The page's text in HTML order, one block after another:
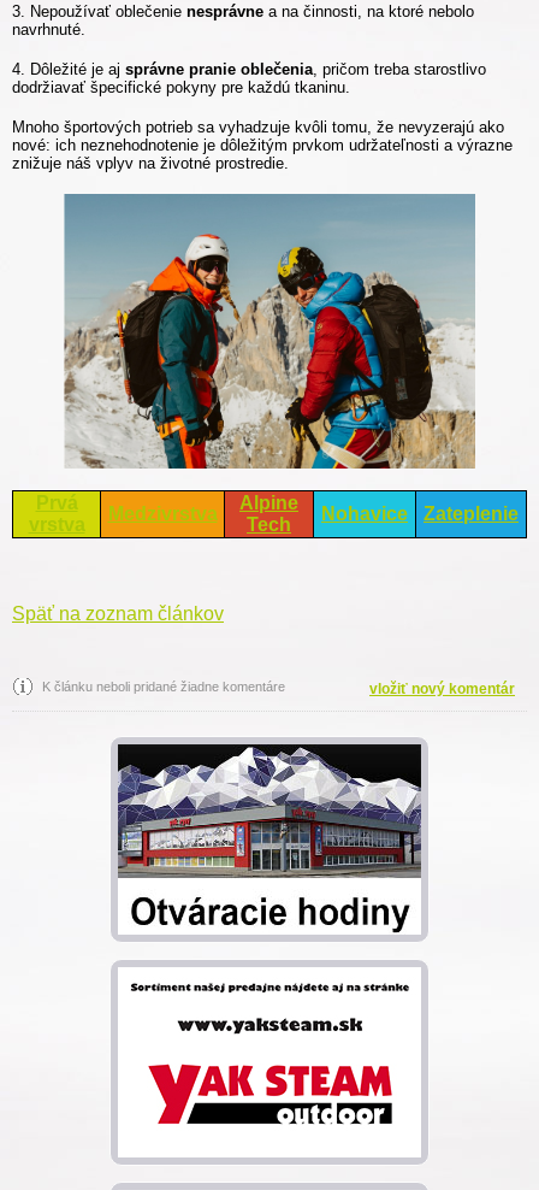
3. Nepoužívať oblečenie nesprávne a na činnosti, na ktoré nebolo
navrhnuté.
4. Dôležité je aj správne pranie oblečenia , pričom treba starostlivo
dodržiavať špecifické pokyny pre každú tkaninu.
Mnoho športových potrieb sa vyhadzuje kvôli tomu, že nevyzerajú ako
nové: ich neznehodnotenie je dôležitým prvkom udržateľnosti a výrazne
znižuje náš vplyv na životné prostredie.
Prvá
vrstva
Medzivrstva
Alpine
Tech
Nohavice Zateplenie
Späť na zoznam článkov
K článku neboli pridané žiadne komentáre vložiť nový komentár